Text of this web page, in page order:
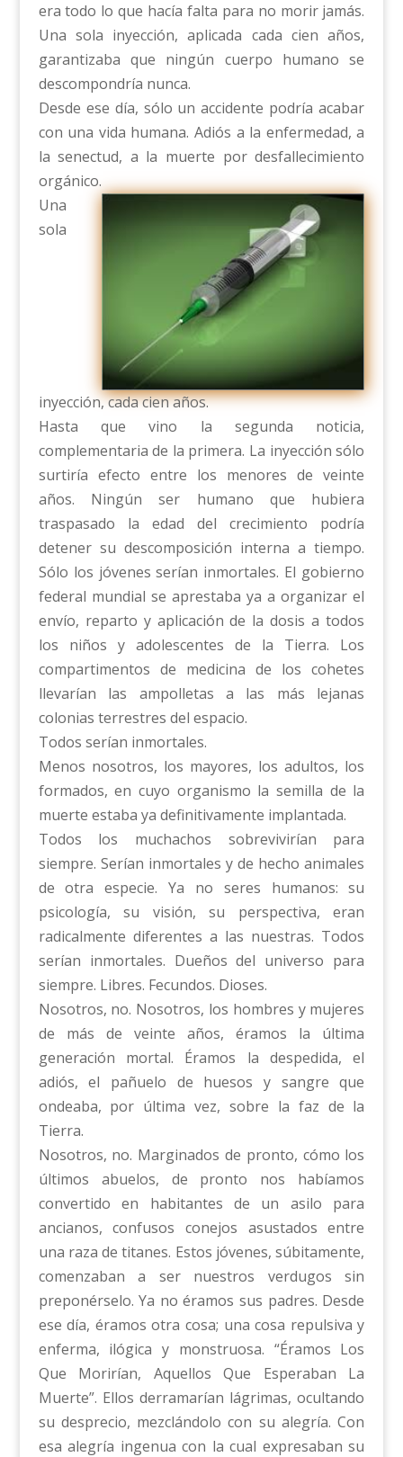
era todo lo que hacía falta para no morir jamás.
Una sola inyección, aplicada cada cien años,
garantizaba que ningún cuerpo humano se
descompondría nunca.
Desde ese día, sólo un accidente podría acabar
con una vida humana. Adiós a la enfermedad, a
la senectud, a la muerte por desfallecimiento
orgánico.
Una
sola
inyección, cada cien años.
Hasta que vino la segunda noticia,
complementaria de la primera. La inyección sólo
surtiría efecto entre los menores de veinte
años. Ningún ser humano que hubiera
traspasado la edad del crecimiento podría
detener su descomposición interna a tiempo.
Sólo los jóvenes serían inmortales. El gobierno
federal mundial se aprestaba ya a organizar el
envío, reparto y aplicación de la dosis a todos
los niños y adolescentes de la Tierra. Los
compartimentos de medicina de los cohetes
llevarían las ampolletas a las más lejanas
colonias terrestres del espacio.
Todos serían inmortales.
Menos nosotros, los mayores, los adultos, los
formados, en cuyo organismo la semilla de la
muerte estaba ya definitivamente implantada.
Todos los muchachos sobrevivirían para
siempre. Serían inmortales y de hecho animales
de otra especie. Ya no seres humanos: su
psicología, su visión, su perspectiva, eran
radicalmente diferentes a las nuestras. Todos
serían inmortales. Dueños del universo para
siempre. Libres. Fecundos. Dioses.
Nosotros, no. Nosotros, los hombres y mujeres
de más de veinte años, éramos la última
generación mortal. Éramos la despedida, el
adiós, el pañuelo de huesos y sangre que
ondeaba, por última vez, sobre la faz de la
Tierra.
Nosotros, no. Marginados de pronto, cómo los
últimos abuelos, de pronto nos habíamos
convertido en habitantes de un asilo para
ancianos, confusos conejos asustados entre
una raza de titanes. Estos jóvenes, súbitamente,
comenzaban a ser nuestros verdugos sin
preponérselo. Ya no éramos sus padres. Desde
ese día, éramos otra cosa; una cosa repulsiva y
enferma, ilógica y monstruosa. “Éramos Los
Que Morirían, Aquellos Que Esperaban La
Muerte”. Ellos derramarían lágrimas, ocultando
su desprecio, mezclándolo con su alegría. Con
esa alegría ingenua con la cual expresaban su